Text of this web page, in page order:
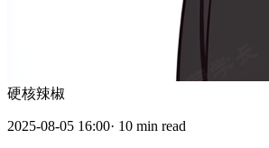
硬核辣椒
2025-08-05 16:00· 10 min read